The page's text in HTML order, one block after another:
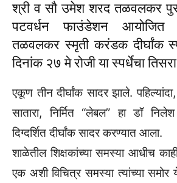
श्री व सौ उमेश शरद तळवलकर
पटवर्धन फाउंडेशन आयोजित
तळवलकर स्मृती करंडक दीर्घांक
दिनांक २७ मे रोजी या स्पर्धेचा
एकूण तीन दीर्घांक सादर झाले.
सातारा, निर्मित “लेबल” हा डॉ
दिग्दर्शित दीर्घांक सादर करण्यात आला.
शाळेतील शिक्षकांच्या समस्या आधीच
एक अशी विचित्र समस्या त्यांच्या